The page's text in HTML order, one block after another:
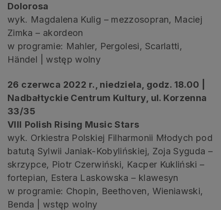
Dolorosa
wyk. Magdalena Kulig – mezzosopran, Maciej
Zimka – akordeon
w programie: Mahler, Pergolesi, Scarlatti,
Händel | wstęp wolny
26 czerwca 2022 r., niedziela, godz. 18.00 |
Nadbałtyckie Centrum Kultury, ul. Korzenna
33/35
VIII Polish Rising Music Stars
wyk. Orkiestra Polskiej Filharmonii Młodych pod
batutą Sylwii Janiak-Kobylińskiej, Zoja Syguda –
skrzypce, Piotr Czerwiński, Kacper Kukliński –
fortepian, Estera Laskowska – klawesyn
w programie: Chopin, Beethoven, Wieniawski,
Benda | wstęp wolny